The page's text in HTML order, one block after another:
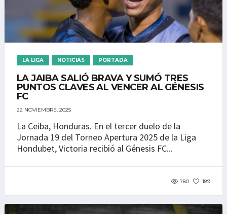
LA LIGA NOTICIAS PORTADA
LA JAIBA SALIÓ BRAVA Y SUMÓ TRES
PUNTOS CLAVES AL VENCER AL GÉNESIS
FC
22 NOVIEMBRE, 2025
La Ceiba, Honduras. En el tercer duelo de la
Jornada 19 del Torneo Apertura 2025 de la Liga
Hondubet, Victoria recibió al Génesis FC...
780 189